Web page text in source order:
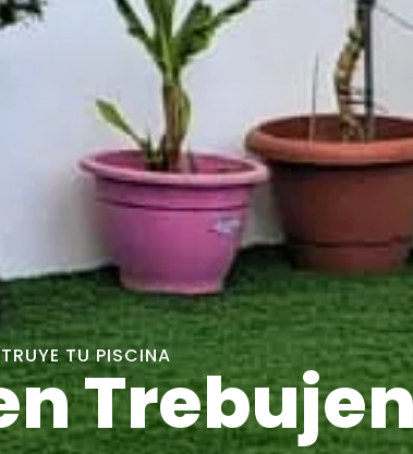
TU PISCINA